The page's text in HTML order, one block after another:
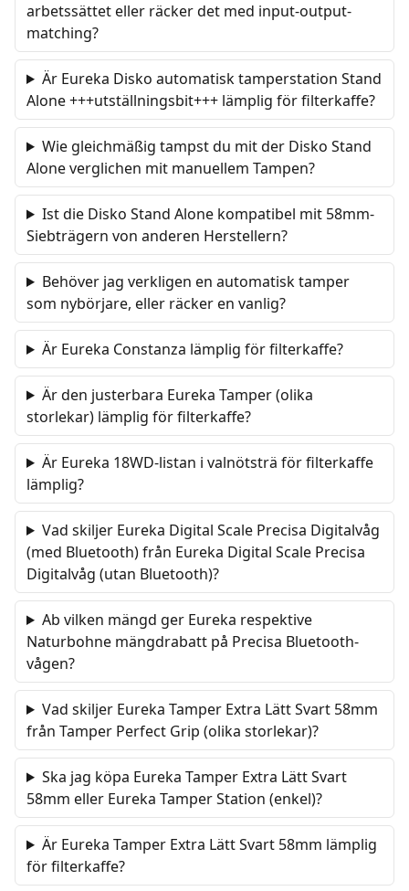
arbetssättet eller räcker det med input-output-
matching?
Är Eureka Disko automatisk tamperstation Stand
Alone +++utställningsbit+++ lämplig för filterkaffe?
Wie gleichmäßig tampst du mit der Disko Stand
Alone verglichen mit manuellem Tampen?
Ist die Disko Stand Alone kompatibel mit 58mm-
Siebträgern von anderen Herstellern?
Behöver jag verkligen en automatisk tamper
som nybörjare, eller räcker en vanlig?
Är Eureka Constanza lämplig för filterkaffe?
Är den justerbara Eureka Tamper (olika
storlekar) lämplig för filterkaffe?
Är Eureka 18WD-listan i valnötsträ för filterkaffe
lämplig?
Vad skiljer Eureka Digital Scale Precisa Digitalvåg
(med Bluetooth) från Eureka Digital Scale Precisa
Digitalvåg (utan Bluetooth)?
Ab vilken mängd ger Eureka respektive
Naturbohne mängdrabatt på Precisa Bluetooth-
vågen?
Vad skiljer Eureka Tamper Extra Lätt Svart 58mm
från Tamper Perfect Grip (olika storlekar)?
Ska jag köpa Eureka Tamper Extra Lätt Svart
58mm eller Eureka Tamper Station (enkel)?
Är Eureka Tamper Extra Lätt Svart 58mm lämplig
för filterkaffe?